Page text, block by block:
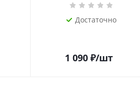
Достаточно
1 090₽/шт